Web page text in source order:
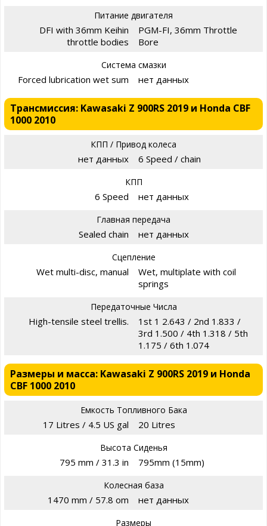
Питание двигателя
DFI with 36mm Keihin
throttle bodies
PGM-FI, 36mm Throttle
Bore
Система смазки
Forced lubrication wet sum нет данных
Трансмиссия: Kawasaki Z 900RS 2019 и Honda CBF
1000 2010
КПП / Привод колеса
нет данных 6 Speed / chain
КПП
6 Speed нет данных
Главная передача
Sealed chain нет данных
Сцепление
Wet multi-disc, manual
Wet, multiplate with coil
springs
Передаточные Числа
High-tensile steel trellis.
1st 1 2.643 / 2nd 1.833 /
3rd 1.500 / 4th 1.318 / 5th
1.175 / 6th 1.074
Размеры и масса: Kawasaki Z 900RS 2019 и Honda
CBF 1000 2010
Емкость Топливного Бака
17 Litres / 4.5 US gal 20 Litres
Высота Сиденья
795 mm / 31.3 in 795mm (15mm)
Колесная база
1470 mm / 57.8 om нет данных
Размеры